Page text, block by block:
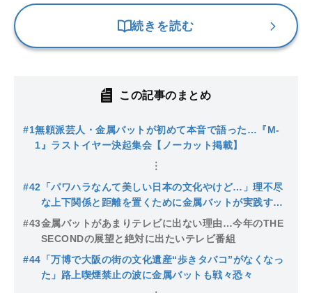
続きを読む
この記事のまとめ
#1無頼派芸人・金属バットが初めて本音で語った…『M-
1』ラストイヤー決起集会【ノーカット掲載】
#42 「パワハラなんて美しい日本の文化やけど…」理不尽
な上下関係と距離を置くために金属バットが実践する2
つの方法
#43金属バットがあまりテレビに出ない理由…今年のTHE
SECONDの展望と絶対に出たいテレビ番組
#44 「万博で大阪の街の文化遺産“歩きタバコ”がなくなっ
た」路上喫煙禁止の波に金属バットも戦々恐々